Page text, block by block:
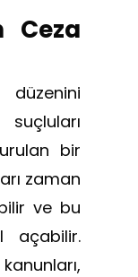
Ceza
düzenini
bir
zaman
ve bu
açabilir.